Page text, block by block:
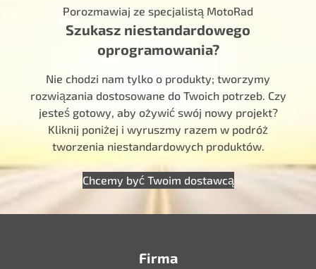
Porozmawiaj ze specjalistą MotoRad
Szukasz niestandardowego
oprogramowania?
Nie chodzi nam tylko o produkty; tworzymy
rozwiązania dostosowane do Twoich potrzeb. Czy
jesteś gotowy, aby ożywić swój nowy projekt?
Kliknij poniżej i wyruszmy razem w podróż
tworzenia niestandardowych produktów.
Chcemy być Twoim dostawcą
Firma